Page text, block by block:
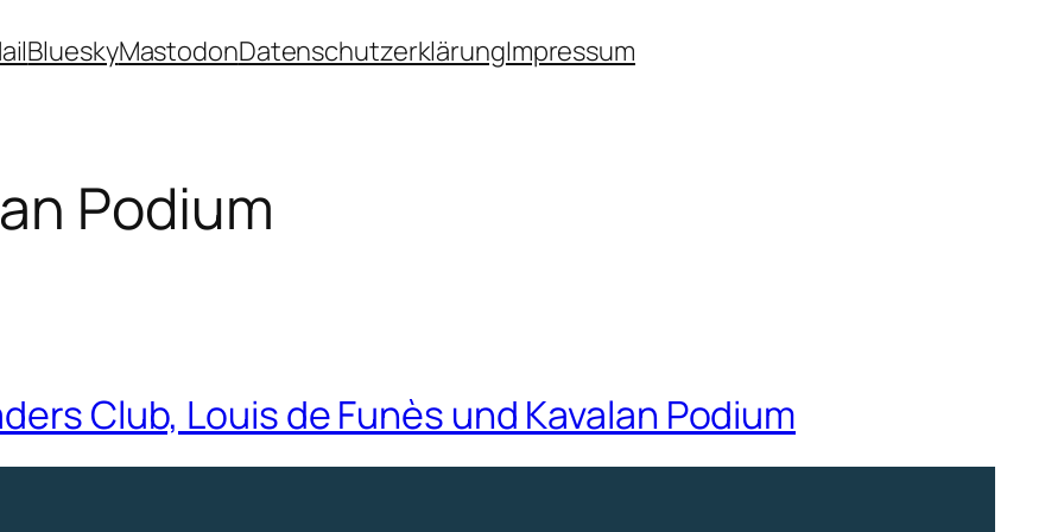
BlueskyMastodonDatenschutzerklärungImpressum
Podium
Club, Louis de Funès und Kavalan Podium